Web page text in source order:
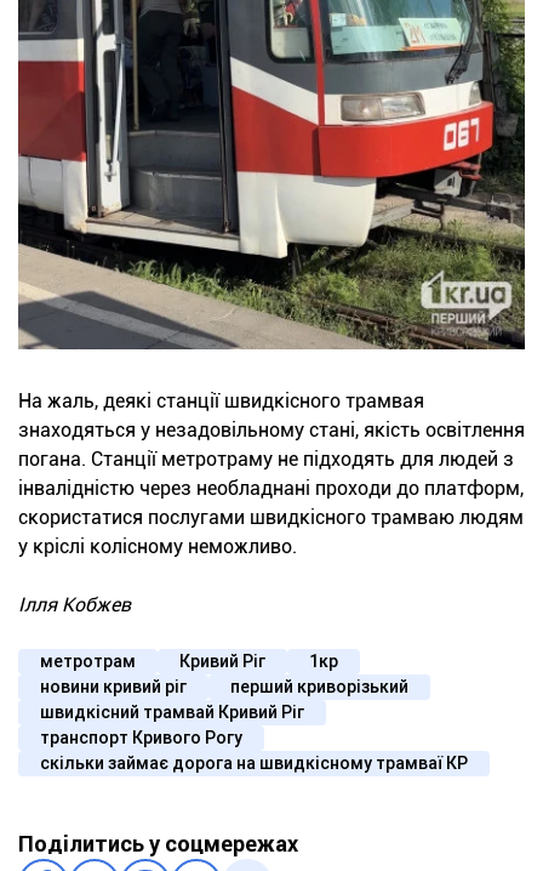
На жаль, деякі станції швидкісного трамвая
знаходяться у незадовільному стані, якість освітлення
погана. Станції метротраму не підходять для людей з
інвалідністю через необладнані проходи до платформ,
скористатися послугами швидкісного трамваю людям
у кріслі колісному неможливо.
Ілля Кобжев
метротрам Кривий Ріг
1кр
новини кривий ріг
перший криворізький
швидкісний трамвай Кривий Ріг
транспорт Кривого Рогу
скільки займає дорога на швидкісному трамваї КР
Поділитись у соцмережах